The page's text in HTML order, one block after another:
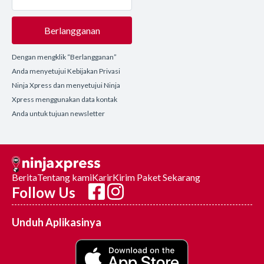
Berlangganan
Dengan mengklik “Berlangganan”
Anda menyetujui Kebijakan Privasi
Ninja Xpress dan menyetujui Ninja
Xpress menggunakan data kontak
Anda untuk tujuan newsletter
BeritaTentang kamiKarirKirim Paket Sekarang
Follow Us
Unduh Aplikasinya